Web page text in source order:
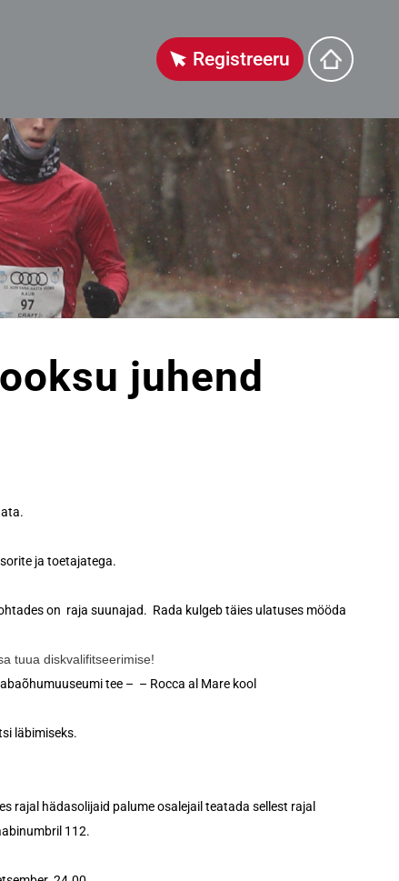
Registreeru
juhend
ja toetajatega.
on raja suunajad. Rada kulgeb täies ulatuses mööda
tuua diskvalifitseerimise!
tee – – Rocca al Mare kool
läbimiseks.
hädasolijaid palume osalejail teatada sellest rajal
112.